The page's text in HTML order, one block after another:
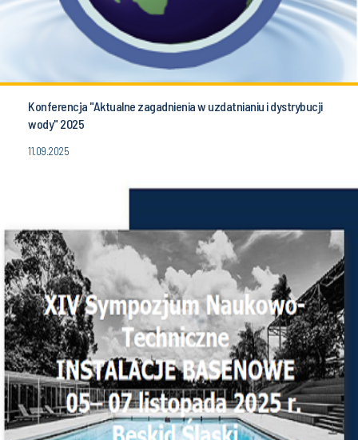
Konferencja "Aktualne zagadnienia w uzdatnianiu i dystrybucji
wody" 2025
11.09.2025